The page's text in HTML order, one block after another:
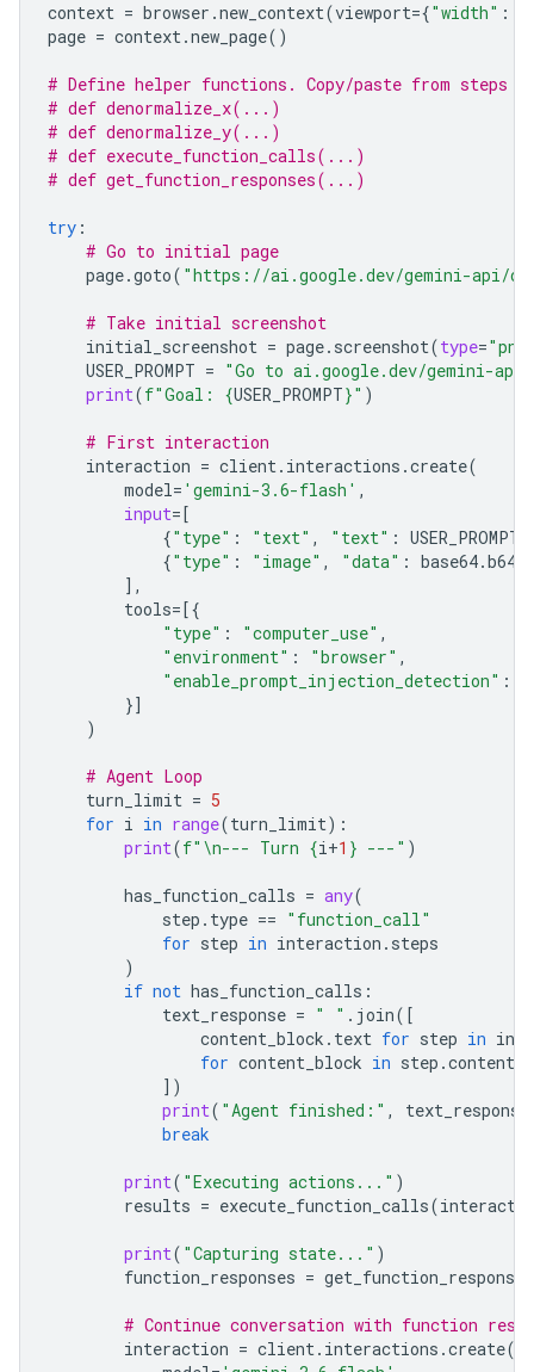
context = browser .new_context(viewport={"width" :
page = context.new_page()
# Define helper functions. Copy/paste from steps 3
# def denormalize_x(...)
# def denormalize_y(...)
# def execute_function_calls(...)
# def get_function_responses(...)
try :
# Go to initial page
page.goto( "https://ai.google.dev/gemini-api/
# Take initial screenshot
initial_screenshot = page. screenshot(type=
USER_PROMPT = "Go to ai.google.dev/gemini-
print(f"Goal: {USER_PROMPT}" )
# First interaction
interaction = client. interactions .create(
model= 'gemini-3.6-flash' ,
input=[
{"type" : "text" , "text" : USER_PROMPT
{"type" : "image" , "data" : base64.
],
tools=[{
"type" : "computer_use" ,
"environment" : "browser" ,
"enable_prompt_injection_detection" :
}]
)
# Agent Loop
turn_limit = 5
for i in range(turn_limit):
print(f" \n--- Turn {i+1 } ---" )
has_function_calls = any(
step . type == "function_call"
for step in interaction . steps
)
if not has_function_calls :
text_response = " " . join([
content_block . text for step in
for content_block in step .content
])
print( "Agent finished:" , text_response
break
print( "Executing actions..." )
results = execute_function_calls(
print( "Capturing state..." )
function_responses = get_function_responses
# Continue conversation with function
interaction = client. interactions .create(